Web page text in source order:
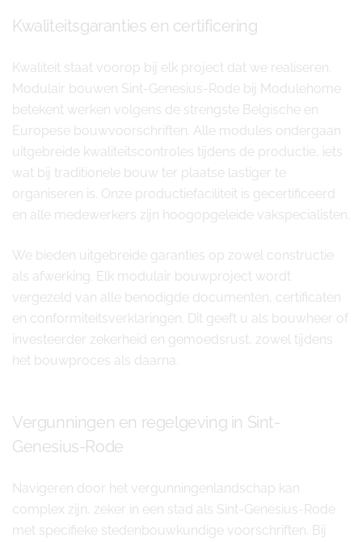
Kwaliteitsgaranties en certificering
Kwaliteit staat voorop bij elk project dat we realiseren.
Modulair bouwen Sint-Genesius-Rode bij Modulehome
betekent werken volgens de strengste Belgische en
Europese bouwvoorschriften. Alle modules ondergaan
uitgebreide kwaliteitscontroles tijdens de productie, iets
wat bij traditionele bouw ter plaatse lastiger te
organiseren is. Onze productiefaciliteit is gecertificeerd
en alle medewerkers zijn hoogopgeleide vakspecialisten.
We bieden uitgebreide garanties op zowel constructie
als afwerking. Elk modulair bouwproject wordt
vergezeld van alle benodigde documenten, certificaten
en conformiteitsverklaringen. Dit geeft u als bouwheer of
investeerder zekerheid en gemoedsrust, zowel tijdens
het bouwproces als daarna.
Vergunningen en regelgeving in Sint-
Genesius-Rode
Navigeren door het vergunningenlandschap kan
complex zijn, zeker in een stad als Sint-Genesius-Rode
met specifieke stedenbouwkundige voorschriften. Bij